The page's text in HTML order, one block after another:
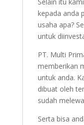
kepada anda
usaha apa?
untuk
PT. Multi
memberikan
untuk anda.
dibuat oleh
sudah
Serta bisa